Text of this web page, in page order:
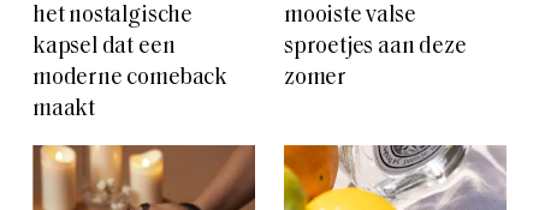
het nostalgische
kapsel dat een
moderne comeback
maakt
mooiste valse
sproetjes aan deze
zomer